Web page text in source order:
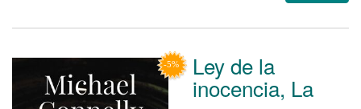
Ley de la
inocencia, La